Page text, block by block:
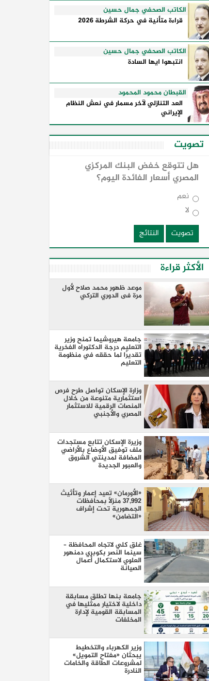
الكاتب الصحفي جمال حسين
قراءة متأنية في حركة الشرطة 2026
الكاتب الصحفي جمال حسين
انتبهوا ايها السادة
القبطان محمود المحمود
العد التنازلي لآخر مسمار في نعش النظام
الإيراني
تصويت
هل تتوقع خفض البنك المركزي
المصري أسعار الفائدة اليوم؟
نعم
لا
تصويت
النتائج
الأكثر قراءة
موعد ظهور محمد صلاح لأول
مرة فى الدوري التركي
جامعة هيروشيما تمنح وزير
التعليم درجة الدكتوراه الفخرية
تقديرًا لما حققه في منظومة
التعليم
وزارة الإسكان تواصل طرح فرص
استثمارية متنوعة من خلال
المنصات الرقمية للاستثمار
المصري والأجنبي
وزيرة الإسكان تتابع مستجدات
ملف توفيق الأوضاع بالأراضي
المضافة لمدينتي الشروق
والعبور الجديدة
«الأورمان» تعيد إعمار وتأثيث
37,992 منزلًا بمحافظات
الجمهورية تحت إشراف
«التضامن»
غلق كلي لاتجاه المحافظة –
سينما النصر بكوبري دمنهور
العلوي لاستكمال أعمال
الصيانة
جامعة بنها تطلق مسابقة
داخلية لاختيار ممثليها في
المسابقة القومية لإدارة
المخلفات
وزير الكهرباء والتخطيط
يبحثان «مفتاح التمويل»
لمشروعات الطاقة والخامات
النادرة